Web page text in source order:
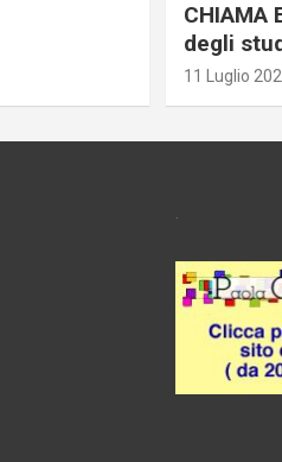
CHIAMA
degli
11 Luglio
.